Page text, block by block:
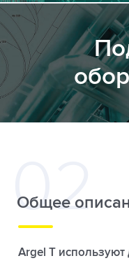
Общее
Argel T